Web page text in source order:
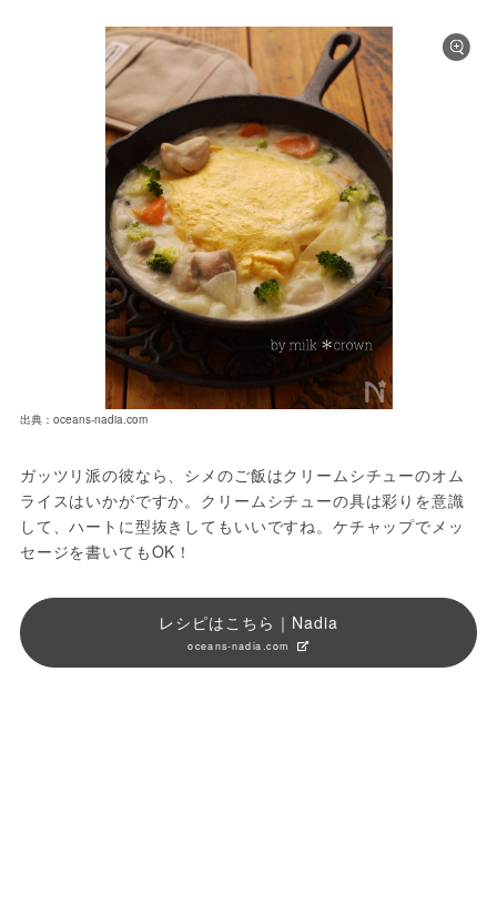
出典：oceans-nadia.com
ガッツリ派の彼なら、シメのご飯はクリームシチューのオム
ライスはいかがですか。クリームシチューの具は彩りを意識
して、ハートに型抜きしてもいいですね。ケチャップでメッ
セージを書いてもOK！
レシピはこちら｜Nadia
oceans-nadia.com